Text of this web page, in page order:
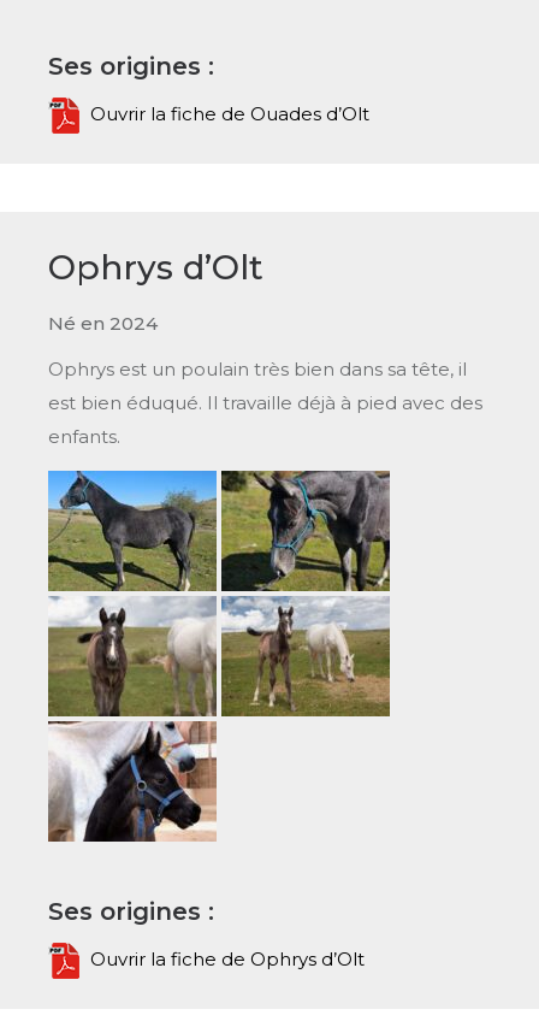
Ses origines :
Ouvrir la fiche de Ouades d’Olt
Ophrys d’Olt
Né en 2024
Ophrys est un poulain très bien dans sa tête, il
est bien éduqué. Il travaille déjà à pied avec des
enfants.
Ses origines :
Ouvrir la fiche de Ophrys d’Olt